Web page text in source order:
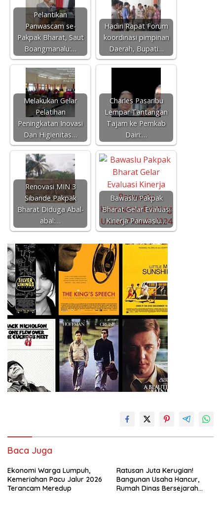
Pelantikan
Panwascam se-
Pakpak Bharat, Saut
Boangmanalu:…
Hadiri Rapat Forum
koordinasi pimpinan
Daerah, Bupati…
Melakukan Gelar
Pelatihan
Peningkatan Inovasi
Dan Higienitas…
Charles Pasaribu
Lempar Tantangan
Tajam ke Pemkab
Dairi:…
Renovasi MIN 3
Sibande Pakpak
Bharat Diduga Abal-
abal:…
Bawaslu Pakpak
Bharat Gelar Evaluasi
Kinerja Panwaslu…
Baca Juga
Ekonomi Warga Lumpuh,
Kemeriahan Pacu Jalur 2026
Terancam Meredup
Ratusan Juta Kerugian!
Bangunan Usaha Hancur,
Rumah Dinas Bersejarah